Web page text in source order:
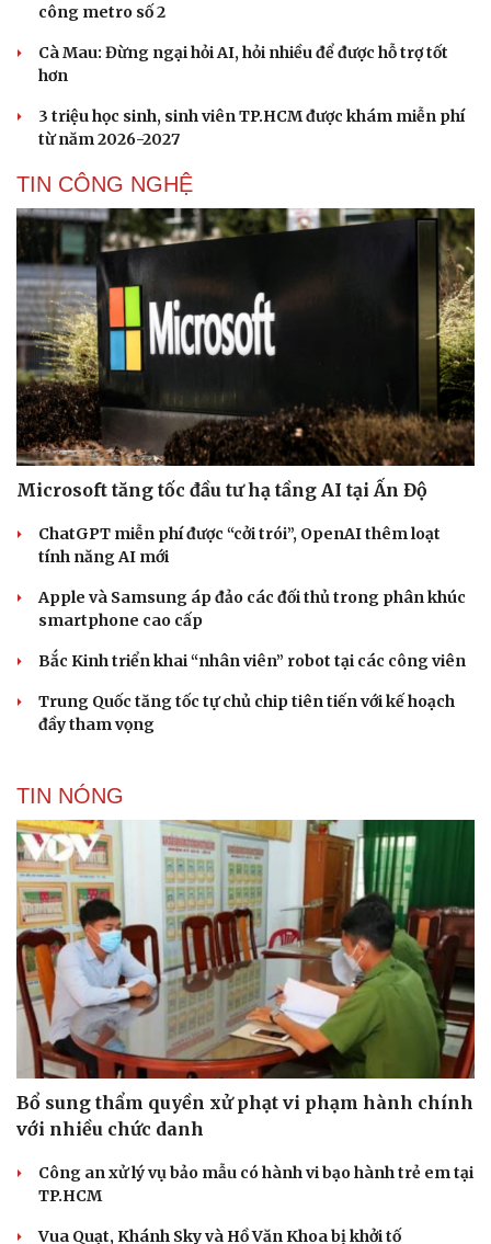
công metro số 2
Cà Mau: Đừng ngại hỏi AI, hỏi nhiều để được hỗ trợ tốt
hơn
3 triệu học sinh, sinh viên TP.HCM được khám miễn phí
từ năm 2026-2027
TIN CÔNG NGHỆ
Microsoft tăng tốc đầu tư hạ tầng AI tại Ấn Độ
ChatGPT miễn phí được “cởi trói”, OpenAI thêm loạt
tính năng AI mới
Apple và Samsung áp đảo các đối thủ trong phân khúc
smartphone cao cấp
Bắc Kinh triển khai “nhân viên” robot tại các công viên
Trung Quốc tăng tốc tự chủ chip tiên tiến với kế hoạch
đầy tham vọng
TIN NÓNG
Bổ sung thẩm quyền xử phạt vi phạm hành chính
với nhiều chức danh
Công an xử lý vụ bảo mẫu có hành vi bạo hành trẻ em tại
TP.HCM
Vua Quạt, Khánh Sky và Hồ Văn Khoa bị khởi tố